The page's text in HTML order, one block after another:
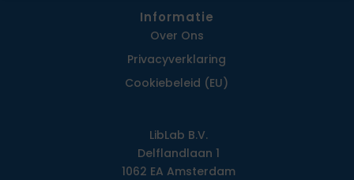
Informatie
Over Ons
Privacy­verklaring
Cookiebeleid (EU)
LibLab B.V.
Delflandlaan 1
1062 EA Amsterdam